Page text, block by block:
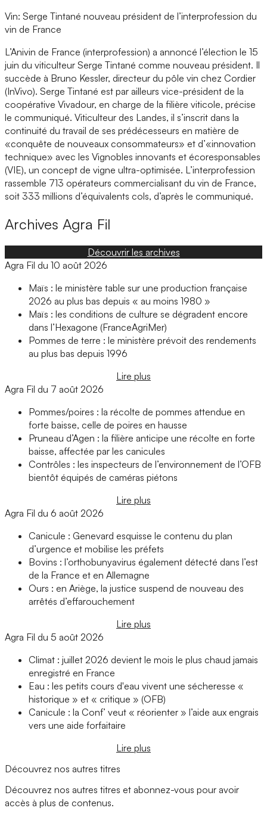
Vin: Serge Tintané nouveau président de l’interprofession du
vin de France
L’Anivin de France (interprofession) a annoncé l’élection le 15
juin du viticulteur Serge Tintané comme nouveau président. Il
succède à Bruno Kessler, directeur du pôle vin chez Cordier
(InVivo). Serge Tintané est par ailleurs vice-président de la
coopérative Vivadour, en charge de la filière viticole, précise
le communiqué. Viticulteur des Landes, il s’inscrit dans la
continuité du travail de ses prédécesseurs en matière de
«conquête de nouveaux consommateurs» et d’«innovation
technique» avec les Vignobles innovants et écoresponsables
(VIE), un concept de vigne ultra-optimisée. L’interprofession
rassemble 713 opérateurs commercialisant du vin de France,
soit 333 millions d’équivalents cols, d’après le communiqué.
Archives Agra Fil
Découvrir les archives
Agra Fil du 10 août 2026
Maïs : le ministère table sur une production française
2026 au plus bas depuis « au moins 1980 »
Maïs : les conditions de culture se dégradent encore
dans l’Hexagone (FranceAgriMer)
Pommes de terre : le ministère prévoit des rendements
au plus bas depuis 1996
Lire plus
Agra Fil du 7 août 2026
Pommes/poires : la récolte de pommes attendue en
forte baisse, celle de poires en hausse
Pruneau d’Agen : la filière anticipe une récolte en forte
baisse, affectée par les canicules
Contrôles : les inspecteurs de l’environnement de l’OFB
bientôt équipés de caméras piétons
Lire plus
Agra Fil du 6 août 2026
Canicule : Genevard esquisse le contenu du plan
d’urgence et mobilise les préfets
Bovins : l’orthobunyavirus également détecté dans l’est
de la France et en Allemagne
Ours : en Ariège, la justice suspend de nouveau des
arrêtés d’effarouchement
Lire plus
Agra Fil du 5 août 2026
Climat : juillet 2026 devient le mois le plus chaud jamais
enregistré en France
Eau : les petits cours d'eau vivent une sécheresse «
historique » et « critique » (OFB)
Canicule : la Conf’ veut « réorienter » l’aide aux engrais
vers une aide forfaitaire
Lire plus
Découvrez nos autres titres
Découvrez nos autres titres et abonnez-vous pour avoir
accès à plus de contenus.